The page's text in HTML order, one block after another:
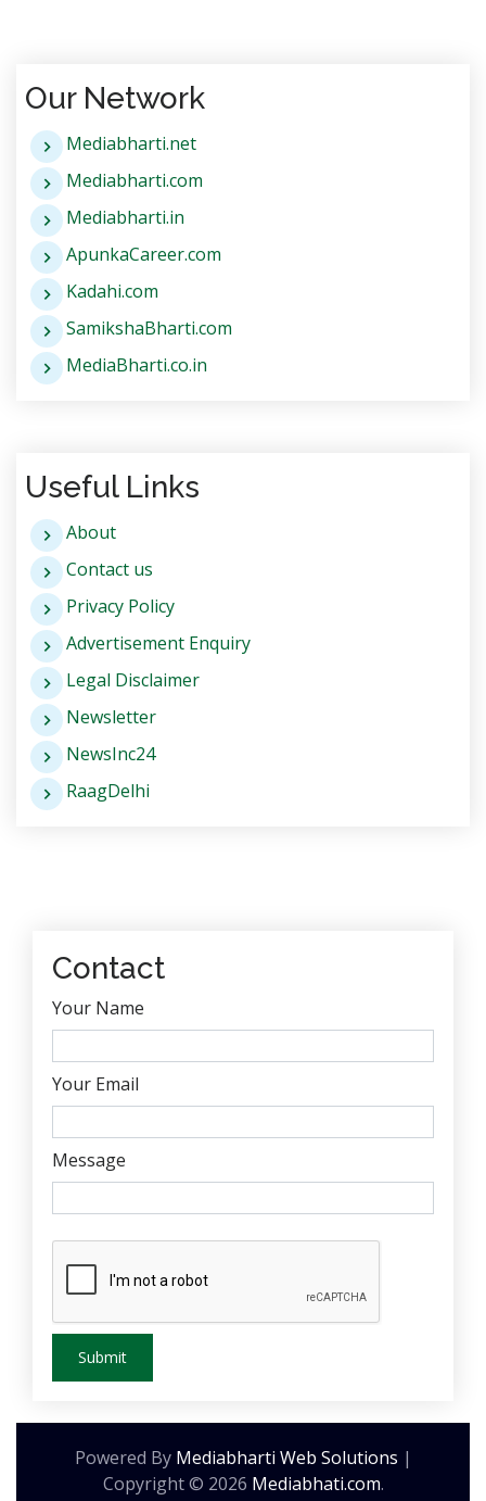
Our Network
Mediabharti.net
Mediabharti.com
Mediabharti.in
ApunkaCareer.com
Kadahi.com
SamikshaBharti.com
MediaBharti.co.in
Useful Links
About
Contact us
Privacy Policy
Advertisement Enquiry
Legal Disclaimer
Newsletter
NewsInc24
RaagDelhi
Contact
Your Name
Your Email
Message
Powered By Mediabharti Web Solutions |
Copyright © 2026 Mediabhati.com.